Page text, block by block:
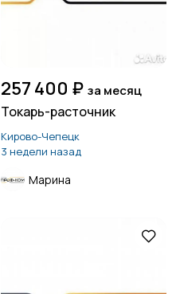
257 400 ₽ за месяц
Токарь-расточник
Кирово-Чепецк
3 недели назад
Марина